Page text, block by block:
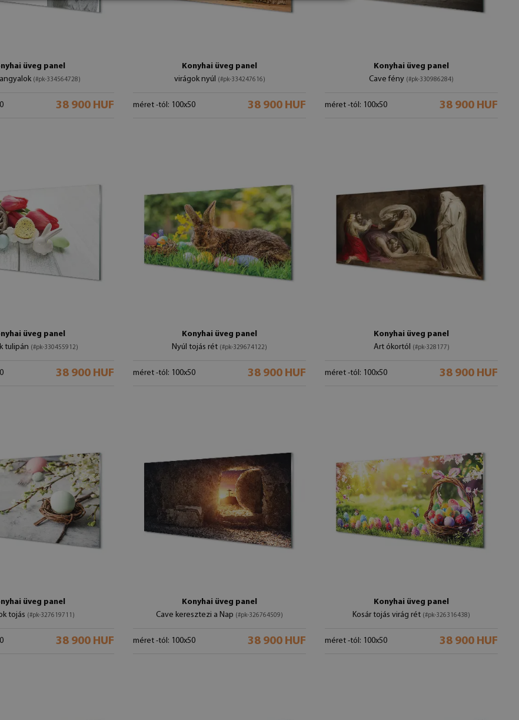
üveg panel
(#pk-334564728)
38 900 HUF
Konyhai üveg panel
virágok nyúl (#pk-334247616)
méret -tól: 100x50 38 900 HUF
Konyhai üveg panel
Cave fény (#pk-330986284)
méret -tól: 100x50 38 900 HUF
üveg panel
tulipán (#pk-330455912)
38 900 HUF
Konyhai üveg panel
Nyúl tojás rét (#pk-329674122)
méret -tól: 100x50 38 900 HUF
Konyhai üveg panel
Art ókortól (#pk-328177)
méret -tól: 100x50 38 900 HUF
üveg panel
tojás (#pk-327619711)
38 900 HUF
Konyhai üveg panel
Cave keresztezi a Nap (#pk-326764509)
méret -tól: 100x50 38 900 HUF
Konyhai üveg panel
Kosár tojás virág rét (#pk-326316438)
méret -tól: 100x50 38 900 HUF